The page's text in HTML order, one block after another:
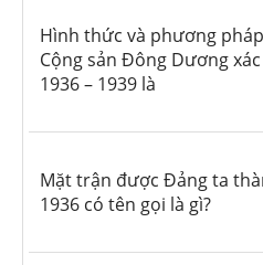
Hình thức và phương
Cộng sản Đông Dương
1936 – 1939 là
Mặt trận được Đảng ta
1936 có tên gọi là gì?